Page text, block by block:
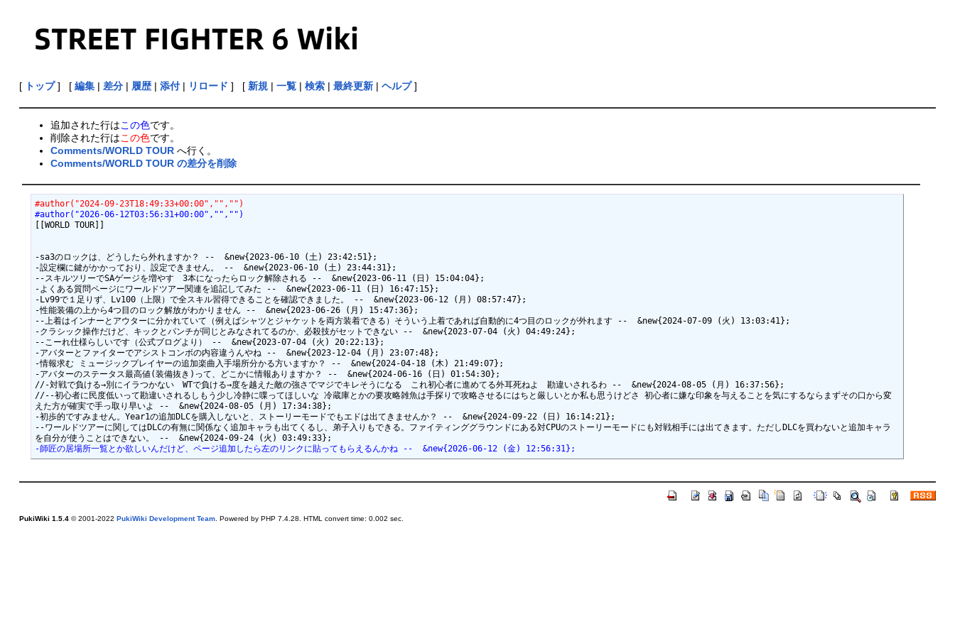
[ トップ] [ 編集| 差分| 履歴| 添付| リロード ] [ 新規| 一覧| 検索| 最終更新| ヘルプ]
追加された行はこの色です。
削除された行はこの色です。
Comments/WORLD TOURへ行く。
Comments/WORLD TOUR の差分を削除
#author("2024-09-23T18:49:33+00:00","","")
#author("2026-06-12T03:56:31+00:00","","")
[[WORLD TOUR]]
-sa3のロックは、どうしたら外れますか？ --  &new{2023-06-10 (土) 23:42:51};
-設定欄に鍵がかかっており、設定できません。 --  &new{2023-06-10 (土) 23:44:31};
--スキルツリーでSAゲージを増やす　3本になったらロック解除される --  &new{2023-06-11 (日) 15:04:04};
-よくある質問ページにワールドツアー関連を追記してみた --  &new{2023-06-11 (日) 16:47:15};
-Lv99で１足りず、Lv100（上限）で全スキル習得できることを確認できました。 --  &new{2023-06-12 (月) 08:57:47};
-性能装備の上から4つ目のロック解放がわかりません --  &new{2023-06-26 (月) 15:47:36};
--上着はインナーとアウターに分かれていて（例えばシャツとジャケットを両方装着できる）そういう上着であれば自動的に4つ目のロックが外れます --  &new{2024-07-09 (火) 13:03:41};
-クラシック操作だけど、キックとパンチが同じとみなされてるのか、必殺技がセットできない --  &new{2023-07-04 (火) 04:49:24};
--こーれ仕様らしいです（公式ブログより） --  &new{2023-07-04 (火) 20:22:13};
-アバターとファイターでアシストコンボの内容違うんやね --  &new{2023-12-04 (月) 23:07:48};
-情報求む ミュージックプレイヤーの追加楽曲入手場所分かる方いますか？ --  &new{2024-04-18 (木) 21:49:07};
-アバターのステータス最高値(装備抜き)って、どこかに情報ありますか？ --  &new{2024-06-16 (日) 01:54:30};
//-対戦で負ける→別にイラつかない　WTで負ける→度を越えた敵の強さでマジでキレそうになる　これ初心者に進めてる外耳死ねよ　勘違いされるわ --  &new{2024-08-05 (月) 16:37:56};
//--初心者に民度低いって勘違いされるしもう少し冷静に喋ってほしいな 冷蔵庫とかの要攻略雑魚は手探りで攻略させるにはちと厳しいとか私も思うけどさ 初心者に嫌な印象を与えることを気にするならまずその口から変
えた方が確実で手っ取り早いよ --  &new{2024-08-05 (月) 17:34:38};
-初歩的ですみません。Year1の追加DLCを購入しないと、ストーリーモードでもエドは出てきませんか？ --  &new{2024-09-22 (日) 16:14:21};
--ワールドツアーに関してはDLCの有無に関係なく追加キャラも出てくるし、弟子入りもできる。ファイティンググラウンドにある対CPUのストーリーモードにも対戦相手には出てきます。ただしDLCを買わないと追加キャラ
-師匠の居場所一覧とか欲しいんだけど、ページ追加したら左のリンクに貼ってもらえるんかね --  &new{2026-06-12 (金) 12:56:31};
PukiWiki 1.5.4© 2001-2022 PukiWiki Development Team. Powered by PHP 7.4.28. HTML convert time: 0.002 sec.